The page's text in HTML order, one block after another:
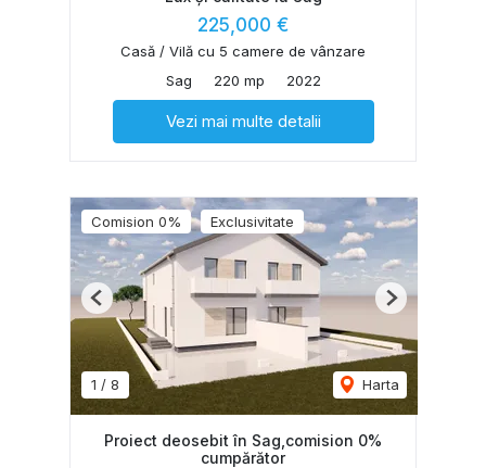
225,000 €
Casă / Vilă cu 5 camere de vânzare
Sag
220 mp 2022
Vezi mai multe detalii
Comision 0% Exclusivitate
1 / 8 Harta
Previous Next
Proiect deosebit în Sag,comision 0%
cumpărător